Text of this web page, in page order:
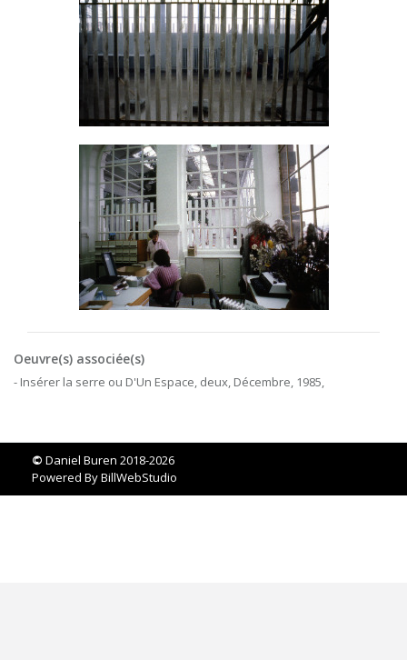
Oeuvre(s) associée(s)
- Insérer la serre ou D'Un Espace, deux, Décembre, 1985,
© Daniel Buren 2018-2026
Powered ByBillWebStudio